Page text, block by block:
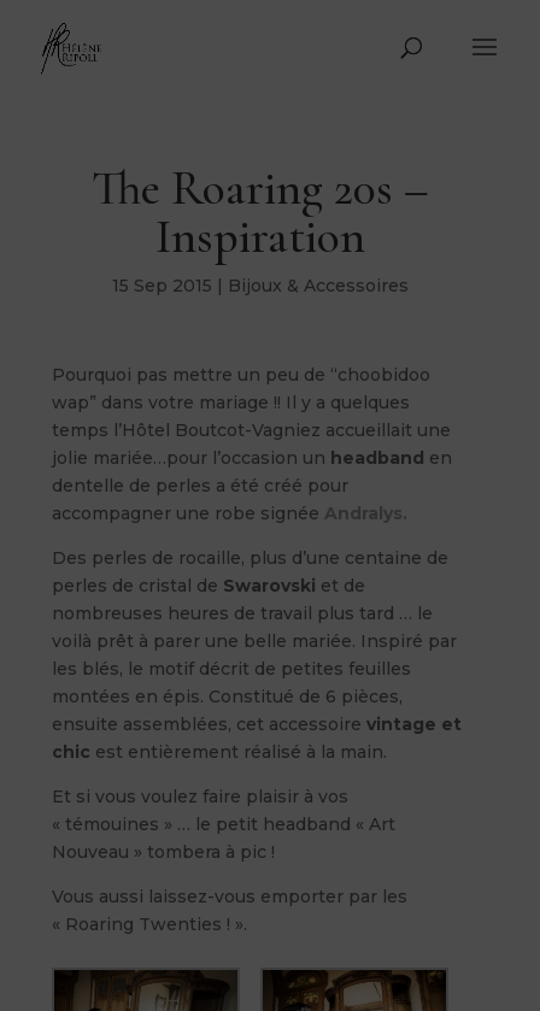
The Roaring 20s –
Inspiration
15 Sep 2015 | Bijoux & Accessoires
Pourquoi pas mettre un peu de “choobidoo
wap” dans votre mariage !! Il y a quelques
temps l’Hôtel Boutcot-Vagniez accueillait une
jolie mariée…pour l’occasion un headband en
dentelle de perles a été créé pour
accompagner une robe signéeAndralys.
Des perles de rocaille, plus d’une centaine de
perles de cristal de Swarovski et de
nombreuses heures de travail plus tard … le
voilà prêt à parer une belle mariée. Inspiré par
les blés, le motif décrit de petites feuilles
montées en épis. Constitué de 6 pièces,
ensuite assemblées, cet accessoirevintage et
chic est entièrement réalisé à la main.
Et si vous voulez faire plaisir à vos
« témouines » … le petit headband « Art
Nouveau » tombera à pic !
Vous aussi laissez-vous emporter par les
« Roaring Twenties ! ».